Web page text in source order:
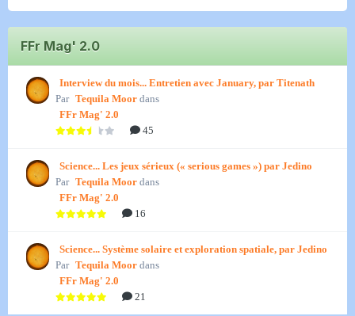
FFr Mag' 2.0
Interview du mois... Entretien avec January, par Titenath
Par Tequila Moor dans
FFr Mag' 2.0
45
Science... Les jeux sérieux (« serious games ») par Jedino
Par Tequila Moor dans
FFr Mag' 2.0
16
Science... Système solaire et exploration spatiale, par Jedino
Par Tequila Moor dans
FFr Mag' 2.0
21